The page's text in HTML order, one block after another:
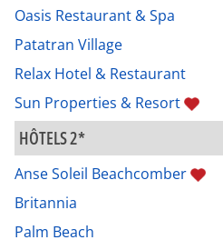
Oasis Restaurant & Spa
Patatran Village
Relax Hotel & Restaurant
Sun Properties & Resort
HÔTELS 2*
Anse Soleil Beachcomber
Britannia
Palm Beach